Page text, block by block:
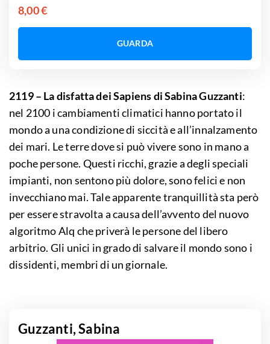
8,00 €
GUARDA
2119 – La disfatta dei Sapiens di Sabina Guzzanti:
nel 2100 i cambiamenti climatici hanno portato il
mondo a una condizione di siccità e all’innalzamento
dei mari. Le terre dove si può vivere sono in mano a
poche persone. Questi ricchi, grazie a degli speciali
impianti, non sentono più dolore, sono felici e non
invecchiano mai. Tale apparente tranquillità sta però
per essere stravolta a causa dell’avvento del nuovo
algoritmo Alq che priverà le persone del libero
arbitrio. Gli unici in grado di salvare il mondo sono i
dissidenti, membri di un giornale.
Guzzanti, Sabina